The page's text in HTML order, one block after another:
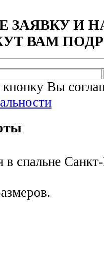
ЗАЯВКУ И
ВАМ
Вы
в спальне